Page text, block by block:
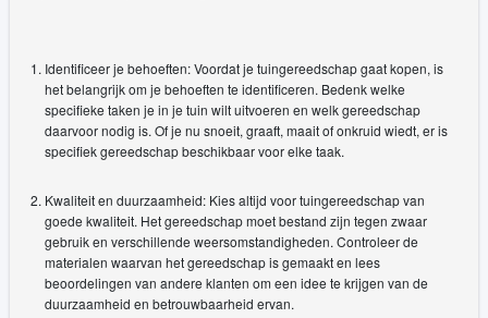
Identificeer je behoeften: Voordat je tuingereedschap gaat kopen, is
het belangrijk om je behoeften te identificeren. Bedenk welke
specifieke taken je in je tuin wilt uitvoeren en welk gereedschap
daarvoor nodig is. Of je nu snoeit, graaft, maait of onkruid wiedt, er is
specifiek gereedschap beschikbaar voor elke taak.
Kwaliteit en duurzaamheid: Kies altijd voor tuingereedschap van
goede kwaliteit. Het gereedschap moet bestand zijn tegen zwaar
gebruik en verschillende weersomstandigheden. Controleer de
materialen waarvan het gereedschap is gemaakt en lees
beoordelingen van andere klanten om een idee te krijgen van de
duurzaamheid en betrouwbaarheid ervan.